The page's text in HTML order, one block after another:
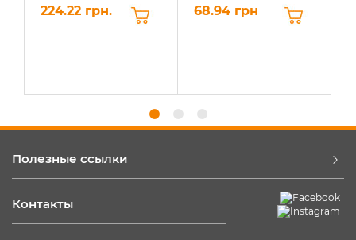
224.22 грн. 68.94 грн
Полезные ссылки
Контакты